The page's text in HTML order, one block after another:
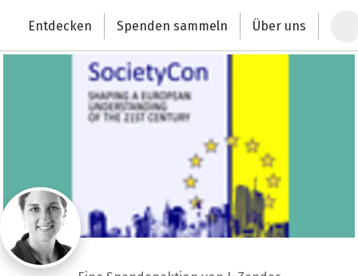
Deutschlands größte Spendenplattform
Entdecken Spenden sammeln Über uns